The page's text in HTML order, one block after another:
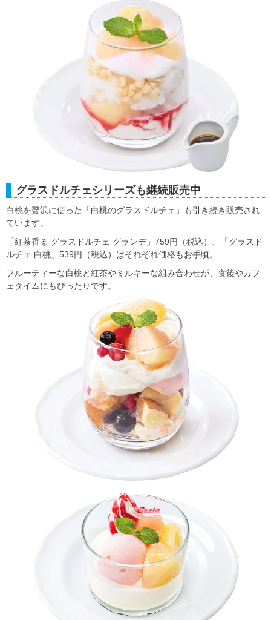
グラスドルチェシリーズも継続販売中
白桃を贅沢に使った「白桃のグラスドルチェ」も引き続き販売され
ています。
「紅茶香る グラスドルチェ グランデ」759円（税込）、「グラスド
ルチェ 白桃」539円（税込）はそれぞれ価格もお手頃。
フルーティーな白桃と紅茶やミルキーな組み合わせが、食後やカフ
ェタイムにもぴったりです。